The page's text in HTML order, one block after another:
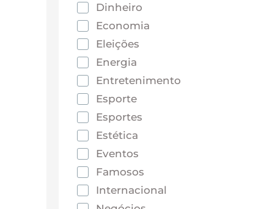
Dinheiro
Economia
Eleições
Energia
Entretenimento
Esporte
Esportes
Estética
Eventos
Famosos
Internacional